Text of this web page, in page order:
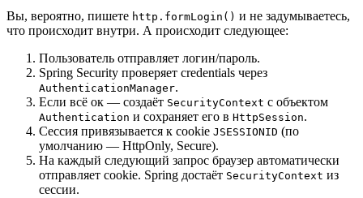
Вы, вероятно, пишете http.formLogin() и не задумываетесь,
что происходит внутри. А происходит следующее:
Пользователь отправляет логин/пароль.
Spring Security проверяет credentials через
AuthenticationManager.
Если всё ок — создаёт SecurityContext с объектом
Authentication и сохраняет его в HttpSession.
Сессия привязывается к cookie JSESSIONID (по
умолчанию — HttpOnly, Secure).
На каждый следующий запрос браузер автоматически
отправляет cookie. Spring достаёт SecurityContext из
сессии.